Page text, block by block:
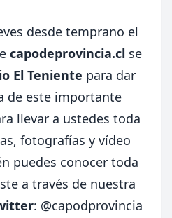
desde temprano el
capodeprovincia.cl se
El Teniente para dar
de este importante
llevar a ustedes toda
fotografías y vídeo
puedes conocer toda
a través de nuestra
: @capodprovincia